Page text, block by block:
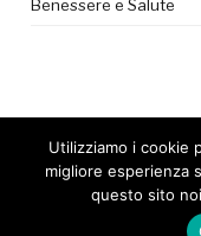
Benessere e Salute
© 2017 - Tutti i diritti
Utilizziamo i cookie
migliore esperienza
questo sito